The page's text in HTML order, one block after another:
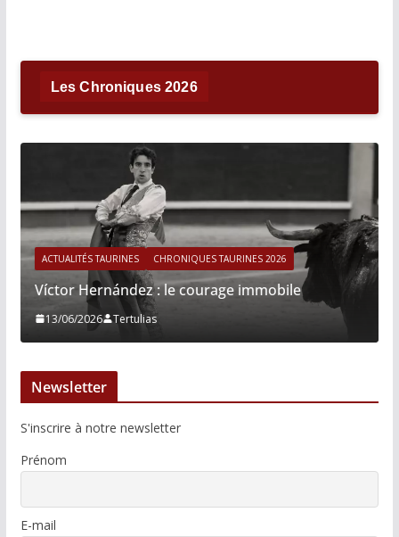
Les Chroniques 2026
ACTUALITÉS TAURINES CHRONIQUES TAURINES 2026
Víctor Hernández : le courage immobile
13/06/2026 Tertulias
Newsletter
S'inscrire à notre newsletter
Prénom
E-mail